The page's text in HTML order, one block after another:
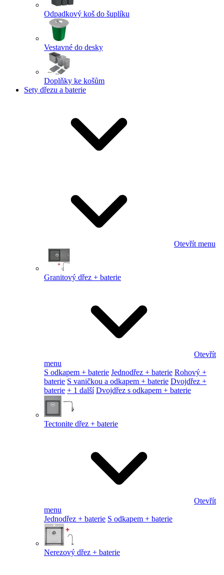
Odpadkový koš do šuplíku
Vestavné do desky
Doplňky ke košům
Sety dřezu a baterie
Otevřít menu
Granitový dřez + baterie
Otevřít
menu
S odkapem + baterie Jednodřez + baterie Rohový +
baterie S vaničkou a odkapem + baterie Dvojdřez +
baterie + 1 další Dvojdřez s odkapem + baterie
Tectonite dřez + baterie
Otevřít
menu
Jednodřez + baterie S odkapem + baterie
Nerezový dřez + baterie